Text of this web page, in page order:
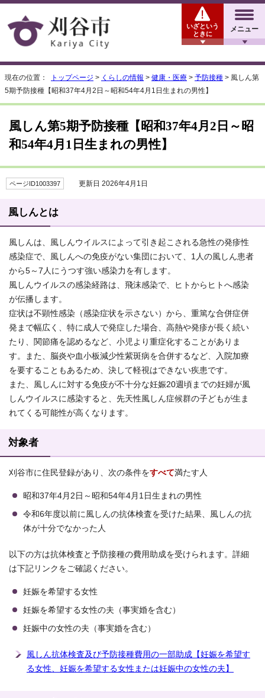
メニュー
いざという
ときに
現在の位置： トップページ > くらしの情報 > 健康・医療 > 予防接種 > 風しん第
5期予防接種【昭和37年4月2日～昭和54年4月1日生まれの男性】
風しん第5期予防接種【昭和37年4月2日～昭
和54年4月1日生まれの男性】
ページID1003397 更新日 2026年4月1日
風しんとは
風しんは、風しんウイルスによって引き起こされる急性の発疹性
感染症で、風しんへの免疫がない集団において、1人の風しん患者
から5～7人にうつす強い感染力を有します。
風しんウイルスの感染経路は、飛沫感染で、ヒトからヒトへ感染
が伝播します。
症状は不顕性感染（感染症状を示さない）から、重篤な合併症併
発まで幅広く、特に成人で発症した場合、高熱や発疹が長く続い
たり、関節痛を認めるなど、小児より重症化することがありま
す。また、脳炎や血小板減少性紫斑病を合併するなど、入院加療
を要することもあるため、決して軽視はできない疾患です。
また、風しんに対する免疫が不十分な妊娠20週頃までの妊婦が風
しんウイルスに感染すると、先天性風しん症候群の子どもが生ま
れてくる可能性が高くなります。
対象者
刈谷市に住民登録があり、次の条件をすべて満たす人
昭和37年4月2日～昭和54年4月1日生まれの男性
令和6年度以前に風しんの抗体検査を受けた結果、風しんの抗
体が十分でなかった人
以下の方は抗体検査と予防接種の費用助成を受けられます。詳細
は下記リンクをご確認ください。
妊娠を希望する女性
妊娠を希望する女性の夫（事実婚を含む）
妊娠中の女性の夫（事実婚を含む）
風しん抗体検査及び予防接種費用の一部助成【妊娠を希望す
る女性、妊娠を希望する女性または妊娠中の女性の夫】